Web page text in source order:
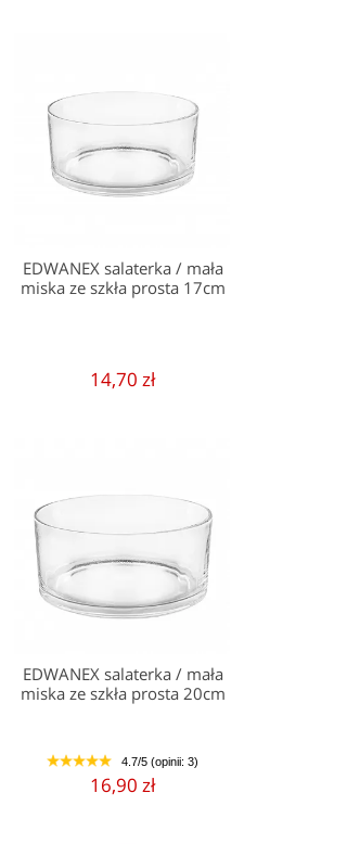
EDWANEX salaterka / mała
miska ze szkła prosta 17cm
14,70 zł
EDWANEX salaterka / mała
miska ze szkła prosta 20cm
1 2 3 4 5 4.7/5 (opinii: 3)
16,90 zł